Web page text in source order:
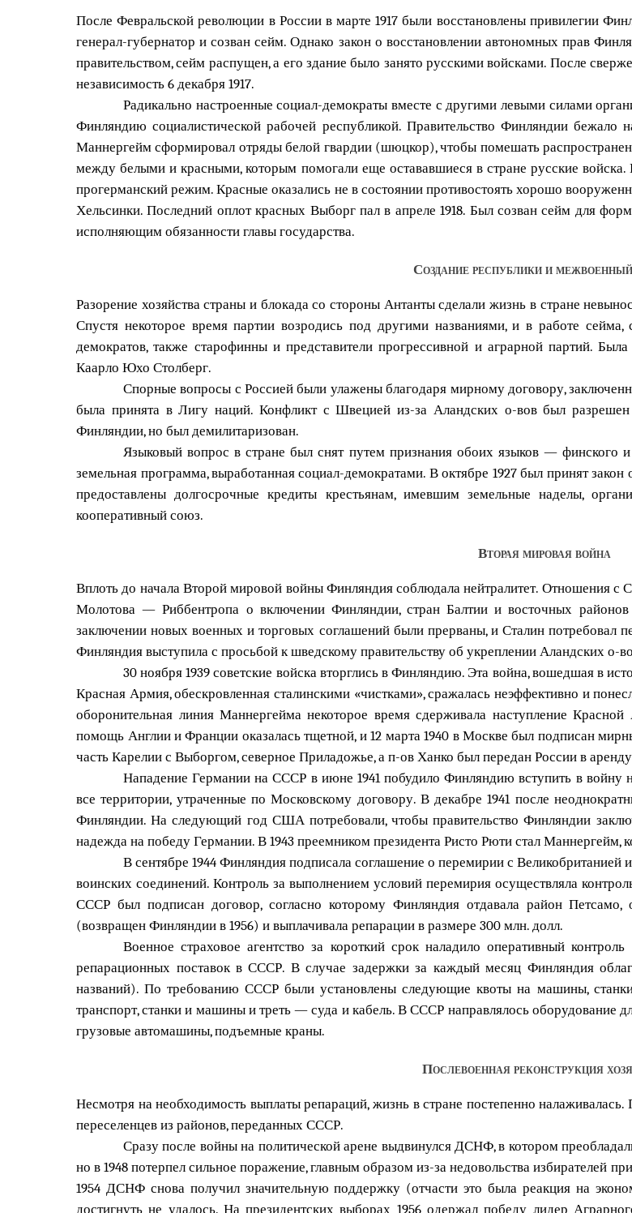
После Февральской революции в России в марте 1917 были восстановлены привилегии
генерал-губернатор и созван сейм. Однако закон о восстановлении автономных прав
правительством, сейм распущен, а его здание было занято русскими войсками. После
независимость 6 декабря 1917.
Радикально настроенные социал-демократы вместе с другими левыми силами
Финляндию социалистической рабочей республикой. Правительство Финляндии бежало
Маннергейм сформировал отряды белой гвардии (шюцкор), чтобы помешать
между белыми и красными, которым помогали еще остававшиеся в стране русские
прогерманский режим. Красные оказались не в состоянии противостоять хорошо
Хельсинки. Последний оплот красных Выборг пал в апреле 1918. Был созван сейм для
исполняющим обязанности главы государства.
Создание республики и
Разорение хозяйства страны и блокада со стороны Антанты сделали жизнь в стране
Спустя некоторое время партии возродись под другими названиями, и в работе сейма,
демократов, также старофинны и представители прогрессивной и аграрной партий.
Каарло Юхо Столберг.
Спорные вопросы с Россией были улажены благодаря мирному договору,
была принята в Лигу наций. Конфликт с Швецией из-за Аландских о-вов был
Финляндии, но был демилитаризован.
Языковый вопрос в стране был снят путем признания обоих языков — финского
земельная программа, выработанная социал-демократами. В октябре 1927 был принят
предоставлены долгосрочные кредиты крестьянам, имевшим земельные наделы,
кооперативный союз.
Вторая мировая война
Вплоть до начала Второй мировой войны Финляндия соблюдала нейтралитет. Отношения с
Молотова — Риббентропа о включении Финляндии, стран Балтии и восточных
заключении новых военных и торговых соглашений были прерваны, и Сталин потребовал
Финляндия выступила с просьбой к шведскому правительству об укреплении Аландских о-
30 ноября 1939 советские войска вторглись в Финляндию. Эта война, вошедшая в
Красная Армия, обескровленная сталинскими «чистками», сражалась неэффективно и
оборонительная линия Маннергейма некоторое время сдерживала наступление
помощь Англии и Франции оказалась тщетной, и 12 марта 1940 в Москве был подписан
часть Карелии с Выборгом, северное Приладожье, а п-ов Ханко был передан России в
Нападение Германии на СССР в июне 1941 побудило Финляндию вступить в войну
все территории, утраченные по Московскому договору. В декабре 1941 после
Финляндии. На следующий год США потребовали, чтобы правительство Финляндии
надежда на победу Германии. В 1943 преемником президента Ристо Рюти стал Маннергейм,
В сентябре 1944 Финляндия подписала соглашение о перемирии с Великобританией
воинских соединений. Контроль за выполнением условий перемирия осуществляла
СССР был подписан договор, согласно которому Финляндия отдавала район
(возвращен Финляндии в 1956) и выплачивала репарации в размере 300 млн. долл.
Военное страховое агентство за короткий срок наладило оперативный
репарационных поставок в СССР. В случае задержки за каждый месяц Финляндия
названий). По требованию СССР были установлены следующие квоты на машины,
транспорт, станки и машины и треть — суда и кабель. В СССР направлялось оборудование
грузовые автомашины, подъемные краны.
Послевоенная реконструкция
Несмотря на необходимость выплаты репараций, жизнь в стране постепенно
переселенцев из районов, переданных СССР.
Сразу после войны на политической арене выдвинулся ДСНФ, в котором
но в 1948 потерпел сильное поражение, главным образом из-за недовольства избирателей
1954 ДСНФ снова получил значительную поддержку (отчасти это была реакция на
достигнуть не удалось. На президентских выборах 1956 одержал победу лидер